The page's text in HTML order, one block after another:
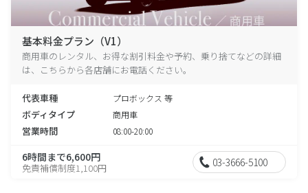
基本料金プラン（V1）
商用車のレンタル、お得な割引料金や予約、乗り捨てなどの詳細
は、こちらから各店舗にお電話ください。
代表車種 プロボックス 等
ボディタイプ 商用車
営業時間 08:00-20:00
6時間まで6,600円
免責補償制度1,100円 03-3666-5100